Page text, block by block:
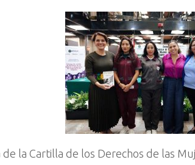
de la Cartilla de los Derechos de las